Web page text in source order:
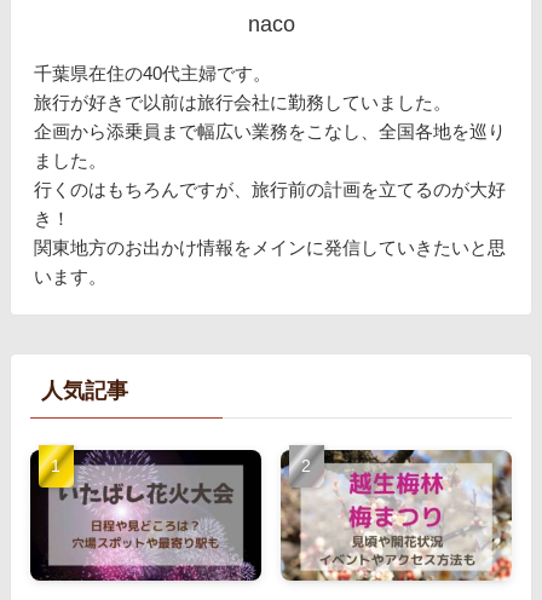
naco
千葉県在住の40代主婦です。
旅行が好きで以前は旅行会社に勤務していました。
企画から添乗員まで幅広い業務をこなし、全国各地を巡り
ました。
行くのはもちろんですが、旅行前の計画を立てるのが大好
き！
関東地方のお出かけ情報をメインに発信していきたいと思
います。
人気記事